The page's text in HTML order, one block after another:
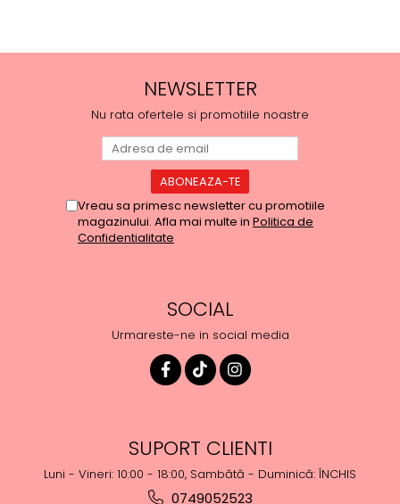
NEWSLETTER
Nu rata ofertele si promotiile noastre
Vreau sa primesc newsletter cu promotiile
magazinului. Afla mai multe in Politica de
Confidentialitate
SOCIAL
Urmareste-ne in social media
SUPORT CLIENTI
Luni - Vineri: 10:00 - 18:00, Sambătă - Duminică: ÎNCHIS
0749052523